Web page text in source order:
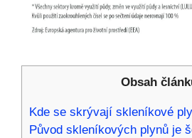
Obsah
Kde se skrývají skleníkové
Původ skleníkových plynů je